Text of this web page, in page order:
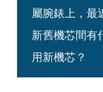
屬腕錶上，最
新舊機芯間有
用新機芯？